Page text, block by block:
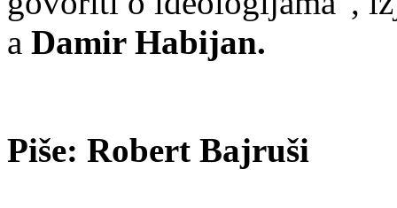
a Damir Habijan.
Piše: Robert Bajruši